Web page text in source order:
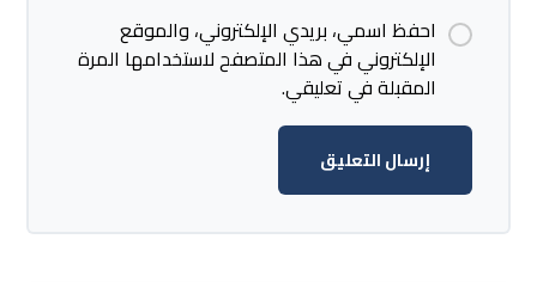
احفظ اسمي، بريدي الإلكتروني، والموقع
الإلكتروني في هذا المتصفح لاستخدامها المرة
المقبلة في تعليقي.